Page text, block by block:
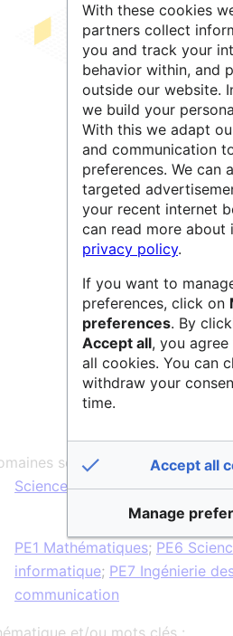
LeCentre commun de
de l’Université des
de fournir aux
informatiques
développement de
recherche. Le C3I
des systèmes
utilisateurs et
calcul intensif. Il aide
d’applications et au
calcul scientifiques
Gaussian, Star-CD,
d’application
fluides,
la chimie moléculaire ,
d’images ….
scientifiques :
Sciences & Technologies
PE1 Mathématiques; PE6
informatique; PE7 Ingénierie
communication
et/ou mots clés :
With these cookies
partners collect
you and track your
behavior within, and
outside our website.
we build your
With this we adapt
and communication
preferences. We can
targeted
your recent internet
can read more about
privacy policy.
If you want to
preferences, click on
preferences. By
Accept all, you
all cookies. You can
withdraw your
time.
Accept all
Manage